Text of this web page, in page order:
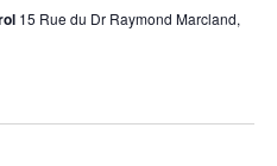
15 Rue du Dr Raymond Marcland,